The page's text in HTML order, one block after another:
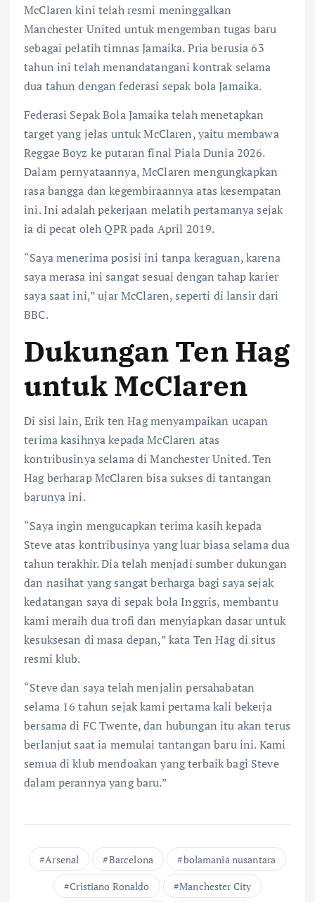
McClaren kini telah resmi meninggalkan
Manchester United untuk mengemban tugas baru
sebagai pelatih timnas Jamaika. Pria berusia 63
tahun ini telah menandatangani kontrak selama
dua tahun dengan federasi sepak bola Jamaika.
Federasi Sepak Bola Jamaika telah menetapkan
target yang jelas untuk McClaren, yaitu membawa
Reggae Boyz ke putaran final Piala Dunia 2026.
Dalam pernyataannya, McClaren mengungkapkan
rasa bangga dan kegembiraannya atas kesempatan
ini. Ini adalah pekerjaan melatih pertamanya sejak
ia di pecat oleh QPR pada April 2019.
“Saya menerima posisi ini tanpa keraguan, karena
saya merasa ini sangat sesuai dengan tahap karier
saya saat ini,” ujar McClaren, seperti di lansir dari
BBC.
Dukungan Ten Hag
untuk McClaren
Di sisi lain, Erik ten Hag menyampaikan ucapan
terima kasihnya kepada McClaren atas
kontribusinya selama di Manchester United. Ten
Hag berharap McClaren bisa sukses di tantangan
barunya ini.
“Saya ingin mengucapkan terima kasih kepada
Steve atas kontribusinya yang luar biasa selama dua
tahun terakhir. Dia telah menjadi sumber dukungan
dan nasihat yang sangat berharga bagi saya sejak
kedatangan saya di sepak bola Inggris, membantu
kami meraih dua trofi dan menyiapkan dasar untuk
kesuksesan di masa depan,” kata Ten Hag di situs
resmi klub.
“Steve dan saya telah menjalin persahabatan
selama 16 tahun sejak kami pertama kali bekerja
bersama di FC Twente, dan hubungan itu akan terus
berlanjut saat ia memulai tantangan baru ini. Kami
semua di klub mendoakan yang terbaik bagi Steve
dalam perannya yang baru.”
Arsenal Barcelona
bolamania nusantara
Cristiano Ronaldo
Manchester City